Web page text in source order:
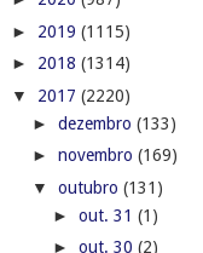
►
out. 25 (5)
out. 24
(3)
out. 23(5)
► out. 22 (5)
▼ out. 21 (6)